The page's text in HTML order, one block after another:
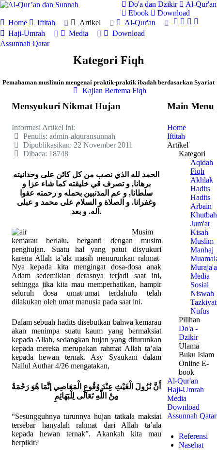
Do'a dan Dzikir
Al-Qur'an
Ebook
Download
Home
Iftitah Artikel
Al-Qur'an
Haji-Umrah
Media
Download
Assunnah Qatar
Kategori Fiqh
Pemahaman muslimin mengenai praktik-praktik ibadah berdasarkan Syariat
Kajian Bertema Fiqh
Mensyukuri Nikmat Hujan
Informasi Artikel ini:
Penulis: admin-alquransunnah
Dipublikasikan: 22 November 2011
Dibaca: 18748
الحمد لله الذي نصب من كل كائن على وحدانيته
برهانا, و تصرف قي خليقته كما شاء عزا و
سلطانا, و عم المذنبين بحمله و رحمته عفوا
وغفرانا. و الصلاة و السلام على محمد و عبلى
آله. و بعد.
Musim
kemarau berlalu, berganti dengan musim
penghujan. Suatu hal yang patut disyukuri
karena Allah ta’ala masih menurunkan rahmat-
Nya kepada kita mengingat dosa-dosa anak
Adam sedemikian derasnya terjadi saat ini,
sehingga jika kita mau memperhatikan, hampir
seluruh dosa umat-umat terdahulu telah
dilakukan oleh umat manusia pada saat ini.
Dalam sebuah hadits disebutkan bahwa kemarau
akan menimpa suatu kaum yang bermaksiat
kepada Allah, sedangkan hujan yang diturunkan
kepada mereka merupakan rahmat Allah ta’ala
kepada hewan ternak. Asy Syaukani dalam
Nailul Authar 4/26 mengatakan,
أَنَّ نُزُولَ الْغَيْثِ عِنْدَ وُقُوعِ الْمَعَاصِي إنَّمَا هُوَ رَحْمَةٌ
مِنْ اللَّهِ تَعَالَى لِلْبَهَائِمِ
“Sesungguhnya turunnya hujan tatkala maksiat
tersebar hanyalah rahmat dari Allah ta’ala
kepada hewan ternak”. Akankah kita mau
berpikir?
Main Menu
Home
Iftitah
Artikel
Kategori
Aqidah
Fiqh
Akhlak
Hadits
Hadits
Arbain
Khutbah
Jum'at
Kisah
Muslim
Manhaj
Muraja'a
Media
Sosial
Niswah
Nufus
Pilihan
Do'a -
Dzikir
Ulama
Buku Islam
Online E-
book
Al-Qur'an
Haji-Umrah
Media
Download
Assunnah Qatar
Referensi
Nasehat